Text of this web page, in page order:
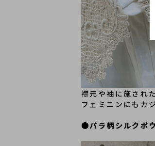
襟元や袖に施され
フェミニンにもカ
●バラ柄シルクボ